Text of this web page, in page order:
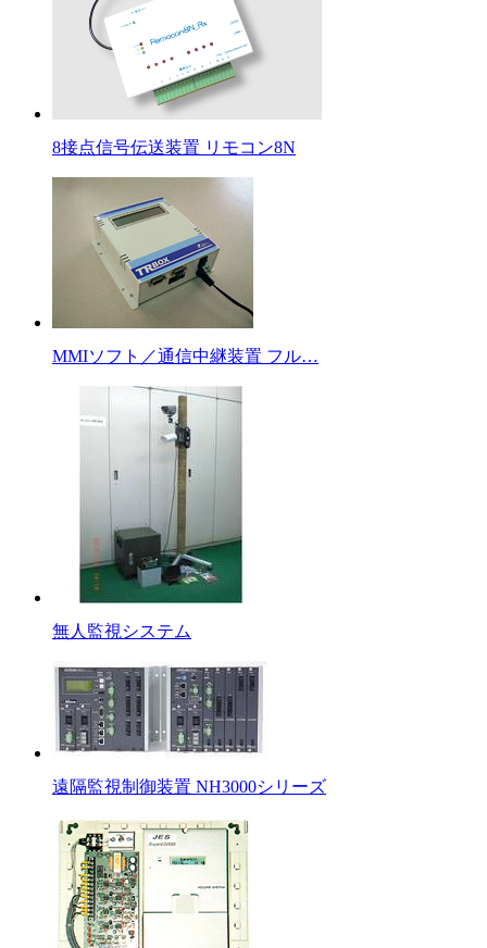
8接点信号伝送装置 リモコン8N
MMIソフト／通信中継装置 フル…
無人監視システム
遠隔監視制御装置 NH3000シリーズ